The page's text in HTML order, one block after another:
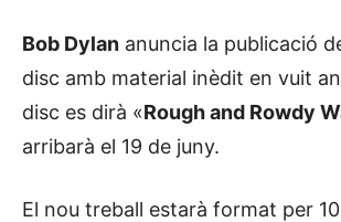
Bob Dylan anuncia la publicació
disc amb material inèdit en vuit
disc es dirà «Rough and Rowdy
arribarà el 19 de juny.
El nou treball estarà format per